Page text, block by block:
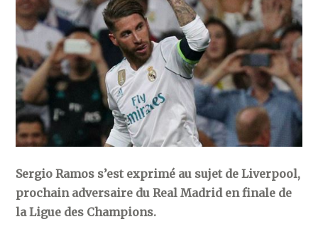
Sergio Ramos s’est exprimé au sujet de Liverpool,
prochain adversaire du Real Madrid en finale de
la Ligue des Champions.